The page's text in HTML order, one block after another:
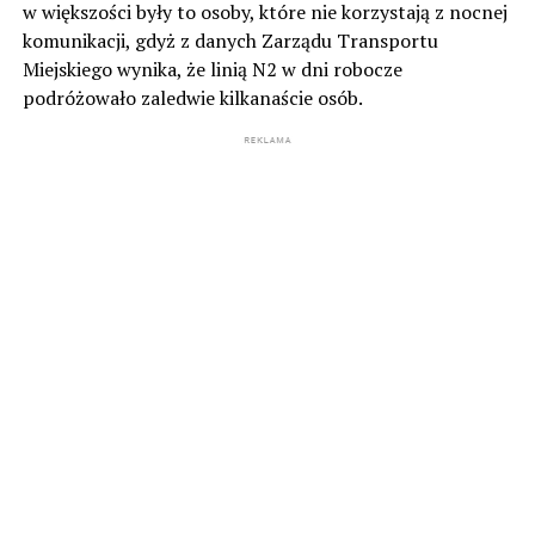
w większości były to osoby, które nie korzystają z nocnej
komunikacji, gdyż z danych Zarządu Transportu
Miejskiego wynika, że linią N2 w dni robocze
podróżowało zaledwie kilkanaście osób.